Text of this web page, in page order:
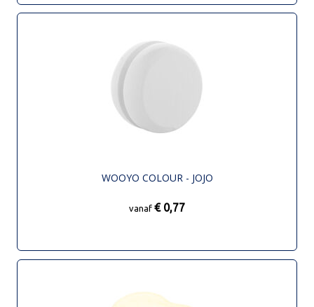
WOOYO COLOUR - JOJO
vanaf € 0,77